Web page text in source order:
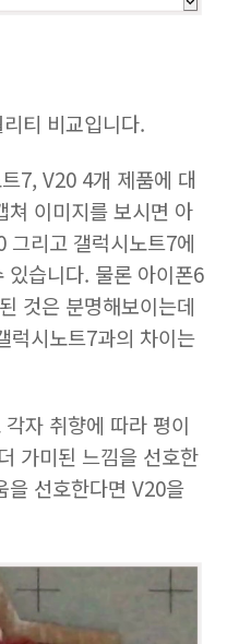
티 비교입니다.
7, V20 4개 제품에 대
쳐 이미지를 보시면 아
그리고 갤럭시노트7에
있습니다. 물론 아이폰6
것은 분명해보이는데
럭시노트7과의 차이는
자 취향에 따라 평이
가미된 느낌을 선호한
을 선호한다면 V20을